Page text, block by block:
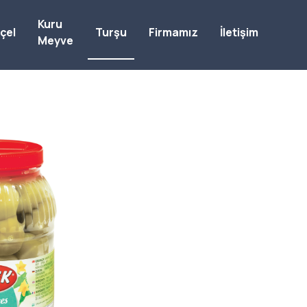
Kuru
Meyve
Turşu Firmamız İletişim